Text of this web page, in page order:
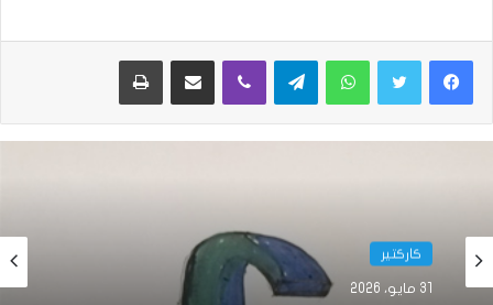
واتساب تيلقرام ڤايبر مشاركة عبر البريد طباعة
كاركتير
31 مايو، 2026